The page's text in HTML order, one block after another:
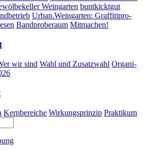
Weingarten bunt­kickt­gut
Urban.Weingarten: Graf­fi­ti­pro­
Band­pro­be­raum Mit­ma­chen!
wir sind Wahl und Zusatzwahl Orga­ni­
Kern­be­rei­che Wir­kungs­prin­zip Prak­ti­kum